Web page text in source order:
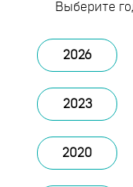
Выберите
2026
2023
2020